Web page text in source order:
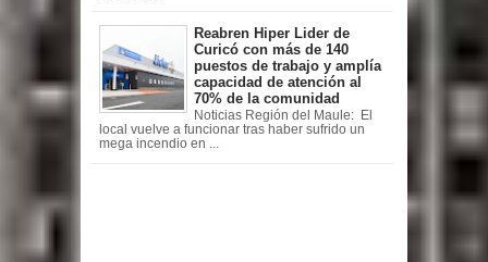
Reabren Hiper Lider de
Curicó con más de 140
puestos de trabajo y amplía
capacidad de atención al
70% de la comunidad
Noticias Región del Maule: El
local vuelve a funcionar tras haber sufrido un
mega incendio en ...